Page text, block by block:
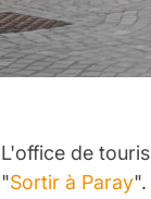
L'office de
"Sortir à Paray".